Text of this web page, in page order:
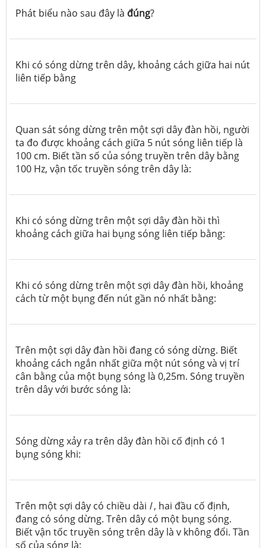
Phát biểu nào sau đây là đúng?
Khi có sóng dừng trên dây, khoảng cách giữa hai nút
liên tiếp bằng
Quan sát sóng dừng trên một sợi dây đàn hồi, người
ta đo được khoảng cách giữa 5 nút sóng liên tiếp là
100 cm. Biết tần số của sóng truyền trên dây bằng
100 Hz, vận tốc truyền sóng trên dây là:
Khi có sóng dừng trên một sợi dây đàn hồi thì
khoảng cách giữa hai bụng sóng liên tiếp bằng:
Khi có sóng dừng trên một sợi dây đàn hồi, khoảng
cách từ một bụng đến nút gần nó nhất bằng:
Trên một sợi dây đàn hồi đang có sóng dừng. Biết
khoảng cách ngắn nhất giữa một nút sóng và vị trí
cân bằng của một bụng sóng là 0,25m. Sóng truyền
trên dây với bước sóng là:
Sóng dừng xảy ra trên dây đàn hồi cố định có 1
bụng sóng khi:
Trên một sợi dây có chiều dài l, hai đầu cố định,
đang có sóng dừng. Trên dây có một bụng sóng.
Biết vận tốc truyền sóng trên dây là v không đổi. Tần
số của sóng là: